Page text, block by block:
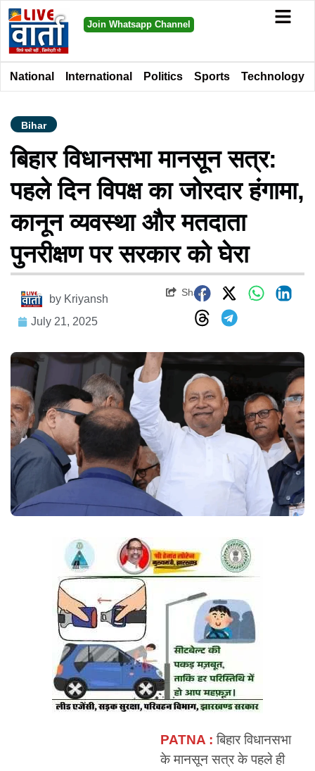
Join Whatsapp Channel
National International Politics Sports Technology
Bihar
बिहार विधानसभा मानसून सत्र:
पहले दिन विपक्ष का जोरदार हंगामा,
कानून व्यवस्था और मतदाता
पुनरीक्षण पर सरकार को घेरा
by Kriyansh
July 21, 2025
Share
PATNA : बिहार विधानसभा
के मानसून सत्र के पहले ही